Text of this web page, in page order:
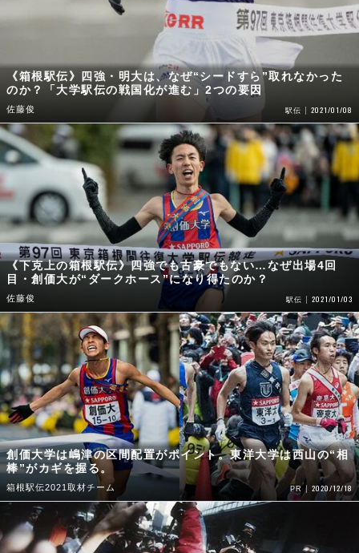
《箱根駅伝》四強・明大は、なぜ“シードすら”取れなかった
のか？「大学駅伝の戦国化が進む」2つの要因
佐藤俊 駅伝 2021/01/08
《下克上の箱根駅伝》四強でも古豪でもない…なぜ出場4回
目・創価大が“ダークホース”になり得たのか？
佐藤俊 駅伝 2021/01/03
創価大学は嶋津の区間配置がポイント。東洋大学は西山の“相
棒”がカギを握る。
箱根駅伝2021取材チーム PR 2020/12/18